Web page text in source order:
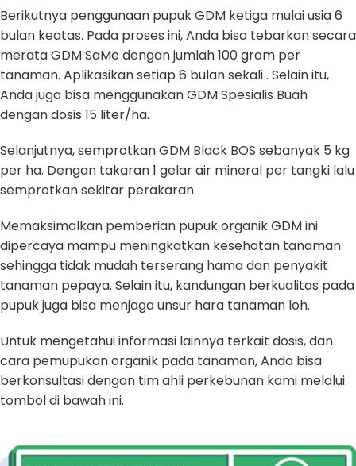
Berikutnya penggunaan pupuk GDM ketiga mulai usia 6
bulan keatas. Pada proses ini, Anda bisa tebarkan secara
merata GDM SaMe dengan jumlah 100 gram per
tanaman. Aplikasikan setiap 6 bulan sekali . Selain itu,
Anda juga bisa menggunakan GDM Spesialis Buah
dengan dosis 15 liter/ha.
Selanjutnya, semprotkan GDM Black BOS sebanyak 5 kg
per ha. Dengan takaran 1 gelar air mineral per tangki lalu
semprotkan sekitar perakaran.
Memaksimalkan pemberian pupuk organik GDM ini
dipercaya mampu meningkatkan kesehatan tanaman
sehingga tidak mudah terserang hama dan penyakit
tanaman pepaya. Selain itu, kandungan berkualitas pada
pupuk juga bisa menjaga unsur hara tanaman loh.
Untuk mengetahui informasi lainnya terkait dosis, dan
cara pemupukan organik pada tanaman, Anda bisa
berkonsultasi dengan tim ahli perkebunan kami melalui
tombol di bawah ini.